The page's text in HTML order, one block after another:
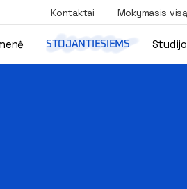
Kontaktai Mokymasis
STOJANTIESIEMS